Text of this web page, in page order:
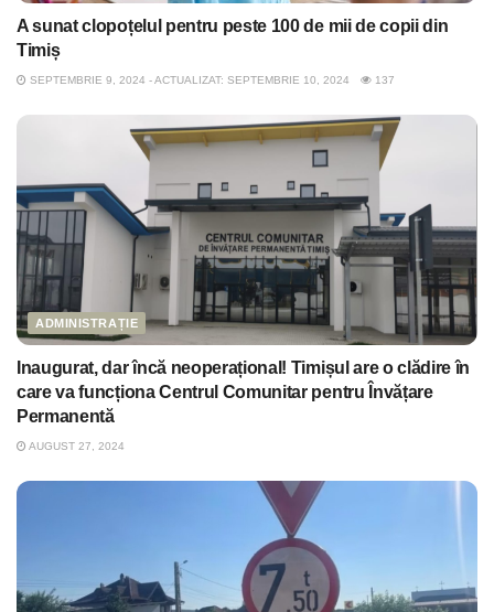
A sunat clopoțelul pentru peste 100 de mii de copii din
Timiș
SEPTEMBRIE 9, 2024 - ACTUALIZAT: SEPTEMBRIE 10, 2024 137
ADMINISTRAȚIE
Inaugurat, dar încă neoperațional! Timișul are o clădire în
care va funcționa Centrul Comunitar pentru Învățare
Permanentă
AUGUST 27, 2024